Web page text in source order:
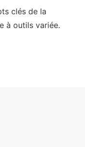
clés de la
à outils variée.